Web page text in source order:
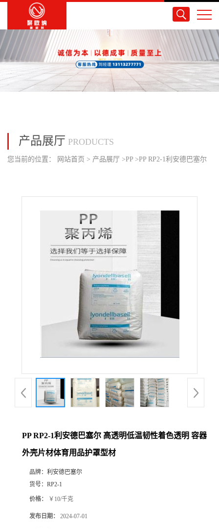
产品展厅 PRODUCTS
您当前的位置： 网站首页 > 产品展厅 >PP >PP RP2-1利安德巴塞尔
PP RP2-1利安德巴塞尔 高透明低温韧性着色透明 容器
外壳片材体育用品护罩型材
品牌： 利安德巴塞尔
货号： RP2-1
价格： ￥10/千克
发布日期： 2024-07-01